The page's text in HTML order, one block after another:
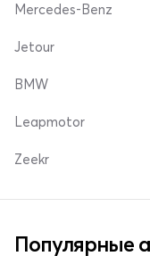
Mercedes-Benz
Jetour
BMW
Leapmotor
Zeekr
Популярные